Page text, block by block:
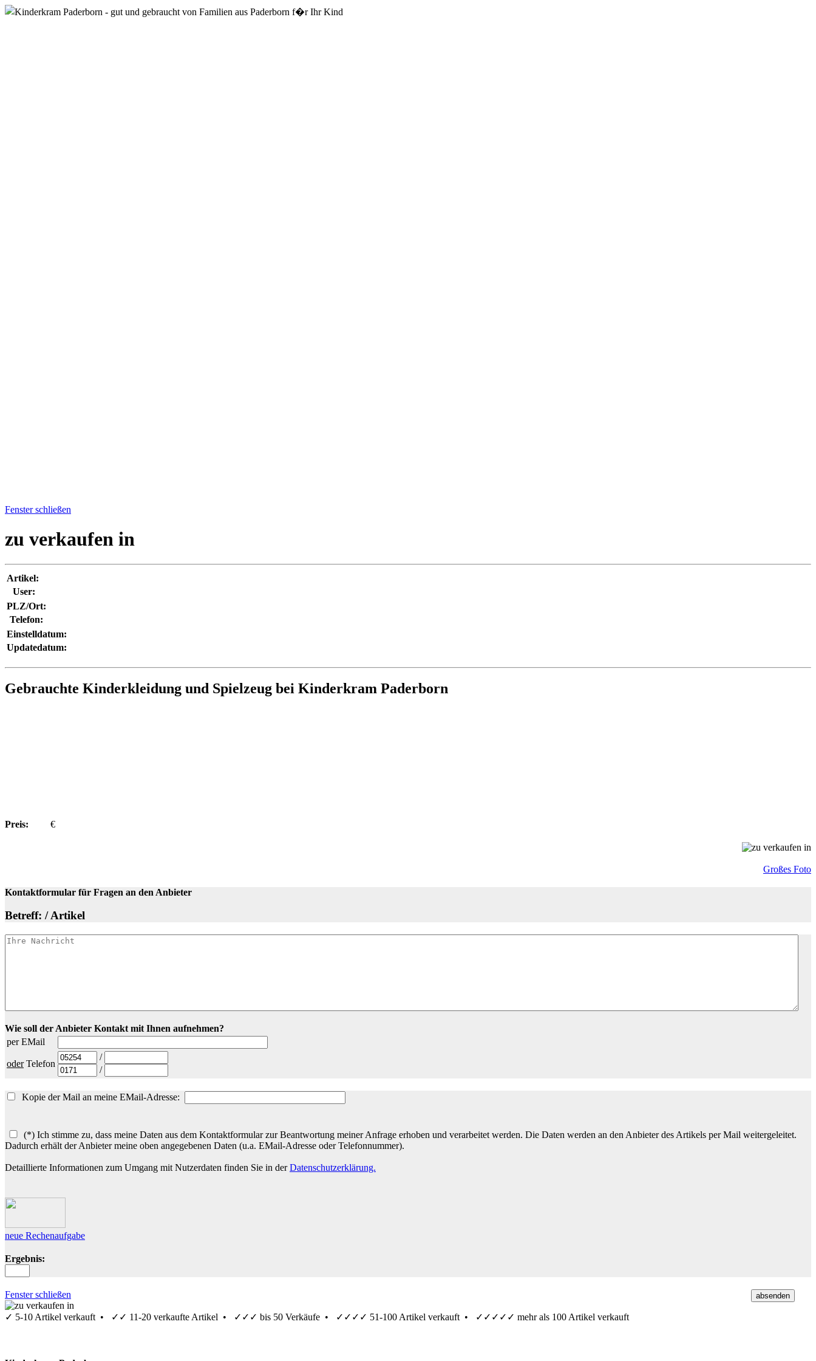
Fenster schließen
zu verkaufen in
Artikel:
User:
PLZ/Ort:
Telefon:
Einstelldatum:
Updatedatum:
Gebrauchte Kinderkleidung und Spielzeug bei Kinderkram Paderborn
Preis: €
Großes Foto
Kontaktformular für Fragen an den Anbieter
Betreff: / Artikel
Wie soll der Anbieter Kontakt mit Ihnen aufnehmen?
per EMail
oderTelefon
/
/
Kopie der Mail an meine EMail-Adresse:
(*) Ich stimme zu, dass meine Daten aus dem Kontaktformular zur Beantwortung meiner Anfrage erhoben und verarbeitet werden. Die Daten werden an den Anbieter des Artikels per Mail weitergeleitet.
Dadurch erhält der Anbieter meine oben angegebenen Daten (u.a. EMail-Adresse oder Telefonnummer).
Detaillierte Informationen zum Umgang mit Nutzerdaten finden Sie in derDatenschutzerklärung.
neue Rechenaufgabe
Ergebnis:
Fenster schließen
✓ 5-10 Artikel verkauft • ✓✓ 11-20 verkaufte Artikel • ✓✓✓ bis 50 Verkäufe • ✓✓✓✓ 51-100 Artikel verkauft • ✓✓✓✓✓ mehr als 100 Artikel verkauft